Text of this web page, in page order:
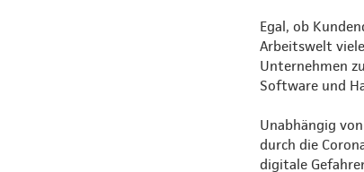
Egal, ob
Arbeitswelt
Unternehmen
Software und
Unabhängig
durch die
digitale